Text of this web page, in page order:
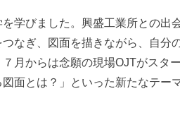
学びました。興盛工業所との
なぎ、図面を描きながら、自
月からは念願の現場OJTがス
面とは？」といった新たなテー